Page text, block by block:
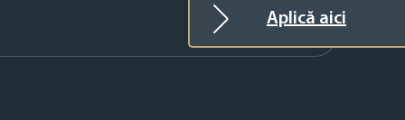
Aplică aici